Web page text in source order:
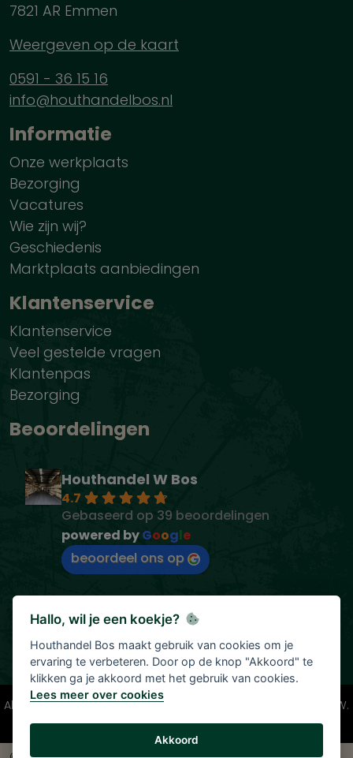
7821 AR Emmen
Weergeven op de kaart
0591 - 36 15 16
info@houthandelbos.nl
Informatie
Onze werkplaats
Bezorging
Vacatures
Wie zijn wij?
Geschiedenis
Marktplaats aanbiedingen
Klantenservice
Klantenservice
Veel gestelde vragen
Klantenpas
Bezorging
Beoordelingen
Houthandel W Bos
4.7
Gebaseerd op 39 beoordelingen
powered byGoogle
beoordeel ons op
Alle vermelde prijzen zijn onder voorbehoud en incl. 21% BTW.
Tenzij anders vermeld.
Hallo, wil je een koekje?
Houthandel Bos maakt gebruik van cookies om je
ervaring te verbeteren. Door op de knop "Akkoord" te
klikken ga je akkoord met het gebruik van cookies.
Lees meer over cookies
Akkoord